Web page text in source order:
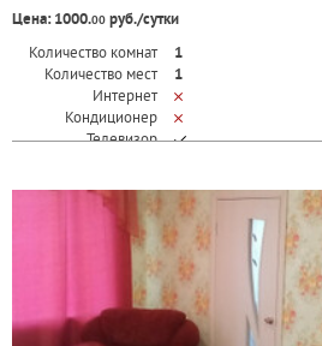
Цена: 1000.00 руб./сутки
Количество комнат
1
Количество мест
1
Интернет
Кондиционер
Телевизор